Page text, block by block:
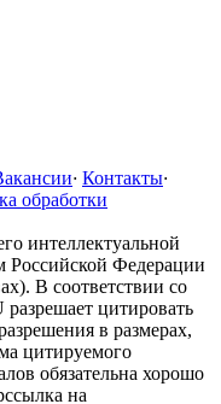
· Контакты·
обработки
интеллектуальной
Российской Федерации
В соответствии со
разрешает цитировать
в размерах,
цитируемого
обязательна хорошо
на